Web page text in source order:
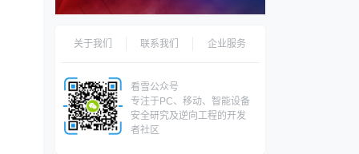
关于我们 联系我们 企业服务
看雪公众号
专注于PC、移动、智能设备
安全研究及逆向工程的开发
者社区